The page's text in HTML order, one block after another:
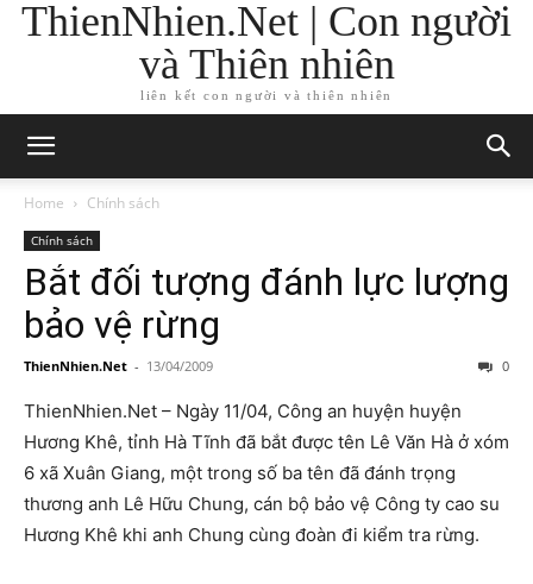
ThienNhien.Net | Con người
và Thiên nhiên
liên kết con người và thiên nhiên
Home Chính sách
Chính sách
Bắt đối tượng đánh lực lượng
bảo vệ rừng
ThienNhien.Net - 13/04/2009 0
ThienNhien.Net – Ngày 11/04, Công an huyện huyện
Hương Khê, tỉnh Hà Tĩnh đã bắt được tên Lê Văn Hà ở xóm
6 xã Xuân Giang, một trong số ba tên đã đánh trọng
thương anh Lê Hữu Chung, cán bộ bảo vệ Công ty cao su
Hương Khê khi anh Chung cùng đoàn đi kiểm tra rừng.